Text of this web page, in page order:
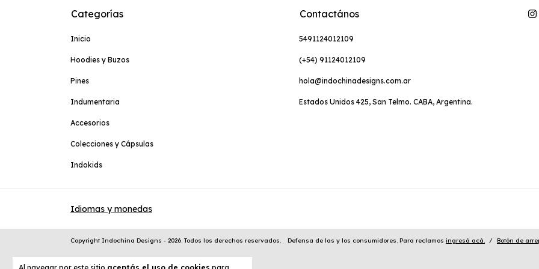
Categorías
Inicio
Hoodies y Buzos
Pines
Indumentaria
Accesorios
Colecciones y Cápsulas
Indokids
Contactános
5491124012109
(+54) 91124012109
hola@indochinadesigns.com.ar
Estados Unidos 425, San Telmo. CABA, Argentina.
Idiomas y monedas
Copyright Indochina Designs - 2026. Todos los derechos reservados. Defensa de las y los consumidores. Para reclamos ingresá acá. / Botón de